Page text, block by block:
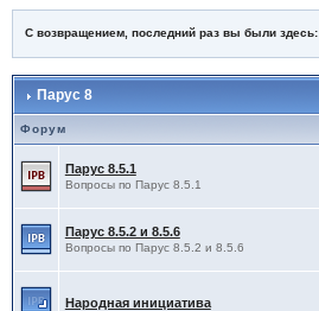
С возвращением, последний раз вы были здесь:
Парус 8
Форум
Парус 8.5.1
Вопросы по Парус 8.5.1
Парус 8.5.2 и 8.5.6
Вопросы по Парус 8.5.2 и 8.5.6
Народная инициатива